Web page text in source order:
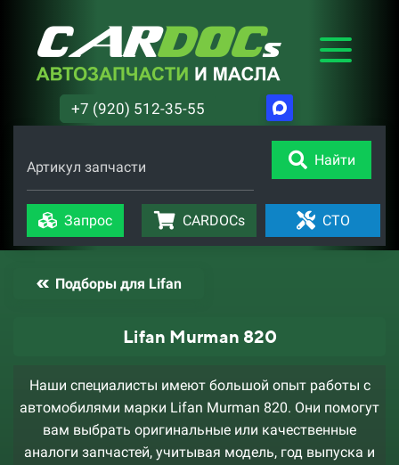
+7 (920) 512-35-55
Артикул запчасти Найти
Запрос CARDOCs СТО
Подборы для Lifan
Lifan Murman 820
Наши специалисты имеют большой опыт работы с
автомобилями марки Lifan Murman 820. Они помогут
вам выбрать оригинальные или качественные
аналоги запчастей, учитывая модель, год выпуска и